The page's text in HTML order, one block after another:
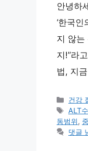
안녕하
‘한국
지 않는
지!”라
법, 지
카
테
고
리
건강
태
그
ALT
동범위,
댓글